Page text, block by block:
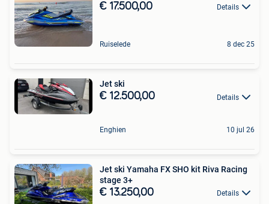
€ 17.500,00 Details
Ruiselede 8 dec 25
Jet ski
€ 12.500,00 Details
Enghien 10 jul 26
Jet ski Yamaha FX SHO kit Riva Racing
stage 3+
€ 13.250,00 Details